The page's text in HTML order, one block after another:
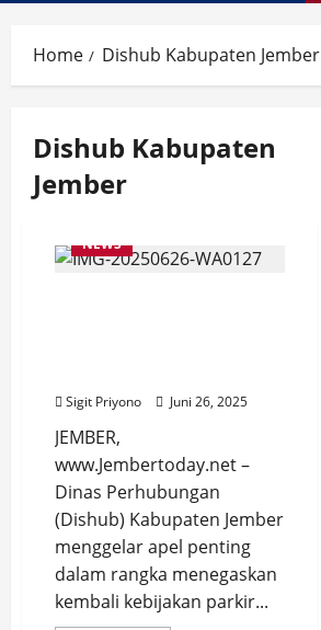
Home Dishub Kabupaten Jember
Dishub Kabupaten
Jember
NEWS
Sigit Priyono Juni 26, 2025
JEMBER,
www.Jembertoday.net –
Dinas Perhubungan
(Dishub) Kabupaten Jember
menggelar apel penting
dalam rangka menegaskan
kembali kebijakan parkir...